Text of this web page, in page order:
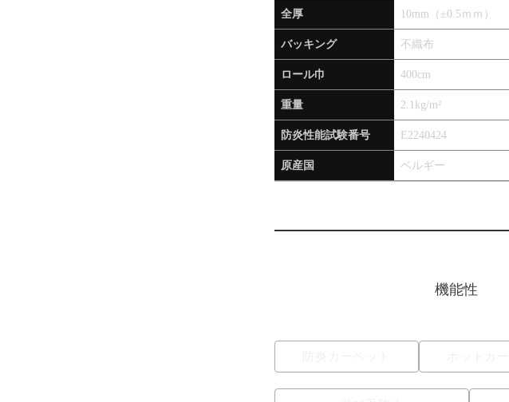
全厚 10mm（±0.5ｍｍ）
バッキング 不織布
ロール巾 400cm
重量 2.1kg/m²
防炎性能試験番号 E2240424
原産国 ベルギー
機能性